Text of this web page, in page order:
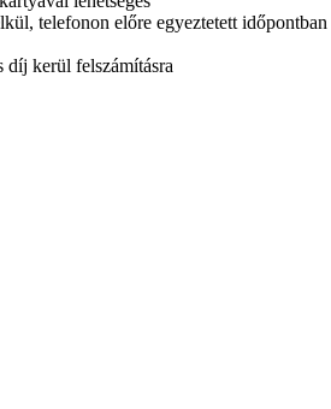
telefonon előre egyeztetett
díj kerül felszámításra